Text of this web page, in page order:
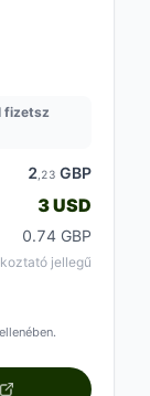
fizetsz
2 ,23 GBP
3 USD
0.74 GBP
jellegű